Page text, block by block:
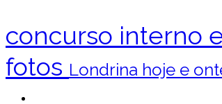
concurso interno
fotos Londrina hoje e